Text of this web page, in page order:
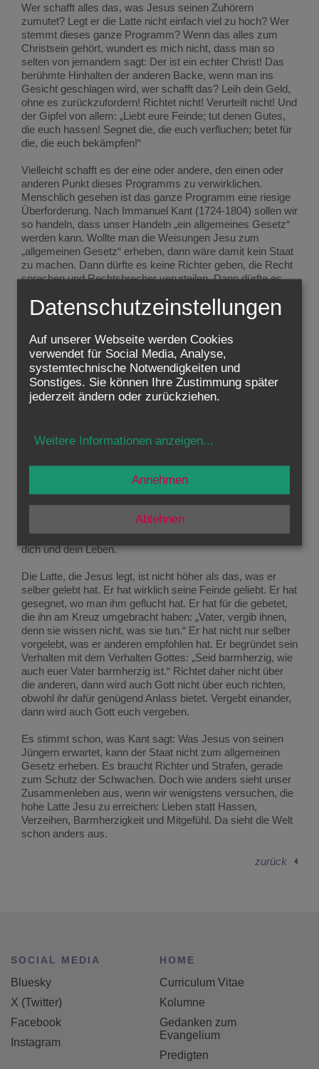
Wer schafft alles das, was Jesus seinen Zuhörern
zumutet? Legt er die Latte nicht einfach viel zu hoch? Wer
stemmt dieses ganze Programm? Wenn das alles zum
Christsein gehört, wundert es mich nicht, dass man so
selten von jemandem sagt: Der ist ein echter Christ! Das
berühmte Hinhalten der anderen Backe, wenn man ins
Gesicht geschlagen wird, wer schafft das? Leih dein Geld,
ohne es zurückzufordern! Richtet nicht! Verurteilt nicht! Und
der Gipfel von allem: „Liebt eure Feinde; tut denen Gutes,
die euch hassen! Segnet die, die euch verfluchen; betet für
die, die euch bekämpfen!“
Vielleicht schafft es der eine oder andere, den einen oder
anderen Punkt dieses Programms zu verwirklichen.
Menschlich gesehen ist das ganze Programm eine riesige
Überforderung. Nach Immanuel Kant (1724-1804) sollen wir
so handeln, dass unser Handeln „ein allgemeines Gesetz“
werden kann. Wollte man die Weisungen Jesu zum
„allgemeinen Gesetz“ erheben, dann wäre damit kein Staat
zu machen. Dann dürfte es keine Richter geben, die Recht
sprechen und Rechtsbrecher verurteilen. Dann dürfte es
Die Ukraine dürfte sich dann nicht mit Waffengewalt gegen
einen bewaffneten Überfall durch Russland wehren. Sollen
Kinder nicht mehr Selbstverteidigung lernen dürfen?
Müssen Frauen, die geschlagen werden, das einfach
ertragen, ja noch die andere Wange hinhalten? Und der
Gipfel von allem: Sollen wir denen Gutes tun, die uns
hassen, berauben, betrügen?
mir forderst, um dein Jünger zu sein, dann wundere dich
wenige es sind! Doch da liegt auch der springende Punkt.
Du hast nicht einen unmöglichen Forderungskatalog
aufgestellt und die anderen darauf verpflichtet. Dein
Programm hast du nicht zuerst für andere verkündet. Du
hast es allen voran selber gelebt. Jeden Satz deines
Programms können wir umformulieren als Aussage über
dich und dein Leben.
Die Latte, die Jesus legt, ist nicht höher als das, was er
selber gelebt hat. Er hat wirklich seine Feinde geliebt. Er hat
gesegnet, wo man ihm geflucht hat. Er hat für die gebetet,
die ihn am Kreuz umgebracht haben: „Vater, vergib ihnen,
denn sie wissen nicht, was sie tun.“ Er hat nicht nur selber
vorgelebt, was er anderen empfohlen hat. Er begründet sein
Verhalten mit dem Verhalten Gottes: „Seid barmherzig, wie
auch euer Vater barmherzig ist.“ Richtet daher nicht über
die anderen, dann wird auch Gott nicht über euch richten,
obwohl ihr dafür genügend Anlass bietet. Vergebt einander,
dann wird auch Gott euch vergeben.
Es stimmt schon, was Kant sagt: Was Jesus von seinen
Jüngern erwartet, kann der Staat nicht zum allgemeinen
Gesetz erheben. Es braucht Richter und Strafen, gerade
zum Schutz der Schwachen. Doch wie anders sieht unser
Zusammenleben aus, wenn wir wenigstens versuchen, die
hohe Latte Jesu zu erreichen: Lieben statt Hassen,
Verzeihen, Barmherzigkeit und Mitgefühl. Da sieht die Welt
schon anders aus.
zurück
SOCIAL MEDIA
Bluesky
X (Twitter)
Facebook
Instagram
HOME
Curriculum Vitae
Kolumne
Gedanken zum
Evangelium
Predigten
Datenschutzeinstellungen
Auf unserer Webseite werden Cookies
verwendet für Social Media, Analyse,
systemtechnische Notwendigkeiten und
Sonstiges. Sie können Ihre Zustimmung später
jederzeit ändern oder zurückziehen.
Weitere Informationen anzeigen...
Ablehnen
Annehmen